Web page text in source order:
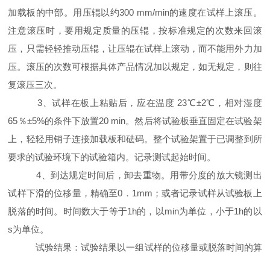
加载板的中部。用压辊以约300 mm/min的速度在试样上滚压。
注意滚压时，要用规定质量的压辊，按标准规定的次数来回滚
压，只需轻轻推动压辊，让压辊在试样上滚动，而不能用外力加
压。滚压的次数可根据具体产品情况加以规定，如无规定，则往
复滚压三次。
3、试样在板上粘贴后，应在温度 23℃±2℃，相对湿度
65％±5%的条件下放置20 min。然后将试验板垂直固定在试验架
上，轻轻用销子连接加载板和砝码。整个试验架置于已调整到所
要求的试验环境下的试验箱内。记录测试起始时间。
4、到达规定时间后，卸去重物。用带分度的放大镜测出
试样下滑的位移量，精确至0．1mm；或者记录试样从试验板上
脱落的时间。时间数大于等于1h的，以min为单位，小于1h的以
s为单位。
试验结果：试验结果以一组试样的位移量或脱落时间的算